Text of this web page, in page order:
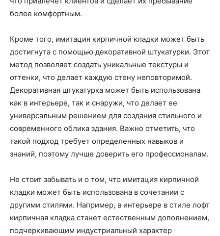
более комфортным.
Кроме того, имитация кирпичной кладки может быть
достигнута с помощью декоративной штукатурки. Этот
метод позволяет создать уникальные текстуры и
оттенки, что делает каждую стену неповторимой.
Декоративная штукатурка может быть использована
как в интерьере, так и снаружи, что делает ее
универсальным решением для создания стильного и
современного облика здания. Важно отметить, что
такой подход требует определенных навыков и
знаний, поэтому лучше доверить его профессионалам.
Не стоит забывать и о том, что имитация кирпичной
кладки может быть использована в сочетании с
другими стилями. Например, в интерьере в стиле лофт
кирпичная кладка станет естественным дополнением,
подчеркивающим индустриальный характер